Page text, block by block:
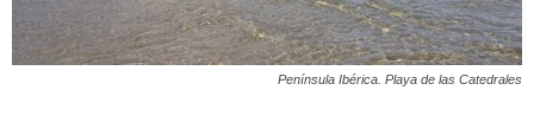
Península Ibérica. Playa de las Catedrales